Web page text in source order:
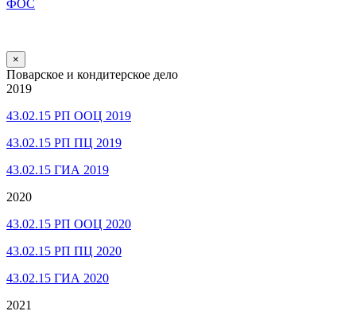
ФОС
×
Поварское и кондитерское дело
2019
43.02.15 РП ООЦ 2019
43.02.15 РП ПЦ 2019
43.02.15 ГИА 2019
2020
43.02.15 РП ООЦ 2020
43.02.15 РП ПЦ 2020
43.02.15 ГИА 2020
2021